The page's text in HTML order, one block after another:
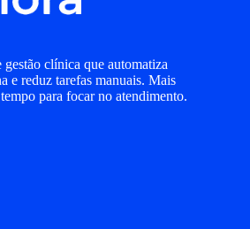
clínica que automatiza
e reduz tarefas manuais. Mais
para focar no atendimento.